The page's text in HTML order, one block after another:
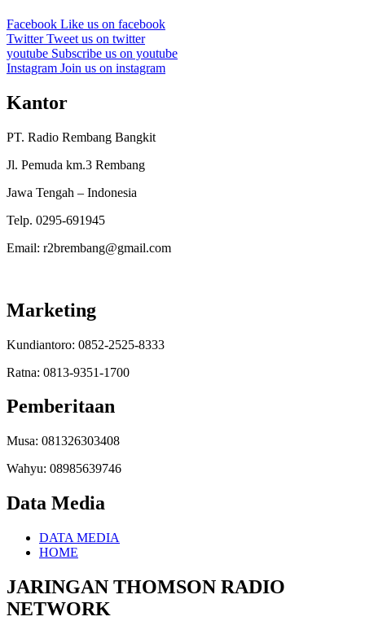
Facebook Like us on facebook
TwitterTweet us on twitter
youtube Subscribe us on youtube
Instagram Join us on instagram
Kantor
PT. Radio Rembang Bangkit
Jl. Pemuda km.3 Rembang
Jawa Tengah – Indonesia
Telp. 0295-691945
Email: r2brembang@gmail.com
Marketing
Kundiantoro: 0852-2525-8333
Ratna: 0813-9351-1700
Pemberitaan
Musa: 081326303408
Wahyu: 08985639746
Data Media
DATA MEDIA
HOME
JARINGAN THOMSON RADIO
NETWORK